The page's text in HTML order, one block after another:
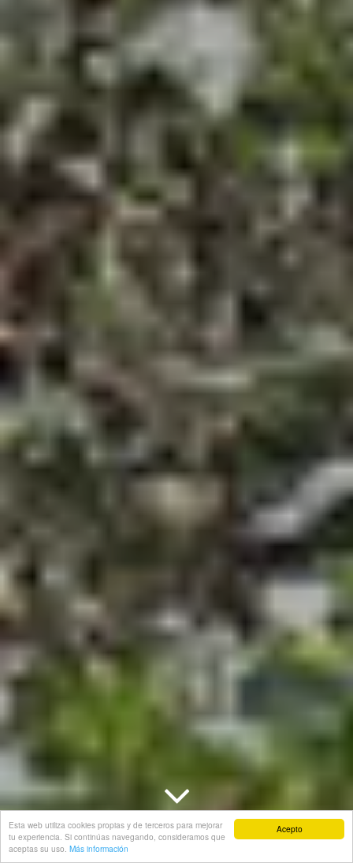
Acepto
Esta web utiliza cookies propias y de terceros para mejorar
tu experiencia. Si continúas navegando, consideramos que
aceptas su uso. Más información